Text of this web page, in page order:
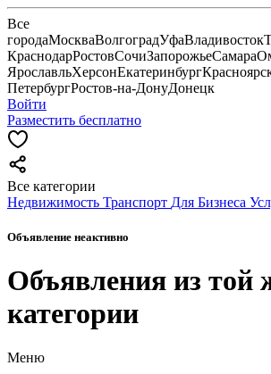
Все
городаМоскваВолгоградУфаВладивосток
КраснодарРостовСочиЗапорожьеСамара
ЯрославльХерсонЕкатеринбург
ПетербургРостов-на-ДонуДонецк
Войти
Разместить бесплатно
Все категории
Недвижимость Транспорт Для Бизнеса
Объявление неактивно
Объявления из той
категории
Меню